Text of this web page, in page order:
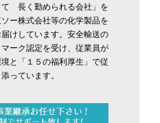
長く勤められる会社」を
ー株式会社等の化学製品を
けしています。安全輸送の
ーク認定を受け、従業員が
と「１５の福利厚生」で従
っています。